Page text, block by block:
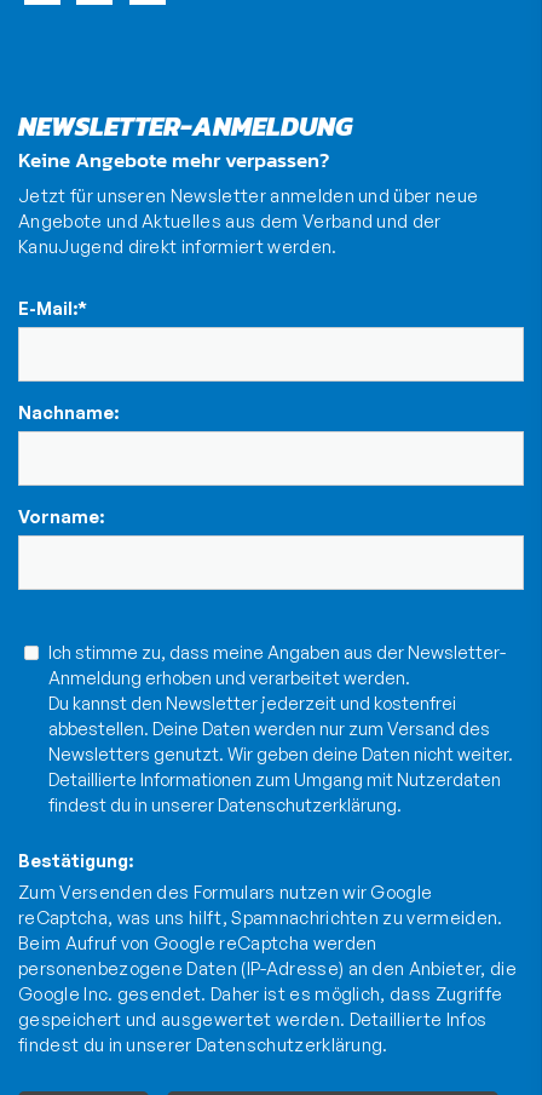
NEWSLETTER-ANMELDUNG
Keine Angebote mehr verpassen?
Jetzt für unseren Newsletter anmelden und über neue
Angebote und Aktuelles aus dem Verband und der
KanuJugend direkt informiert werden.
E-Mail:*
Nachname:
Vorname:
Ich stimme zu, dass meine Angaben aus der Newsletter-
Anmeldung erhoben und verarbeitet werden.
Du kannst den Newsletter jederzeit und kostenfrei
abbestellen. Deine Daten werden nur zum Versand des
Newsletters genutzt. Wir geben deine Daten nicht weiter.
Detaillierte Informationen zum Umgang mit Nutzerdaten
findest du in unsererDatenschutzerklärung.
Bestätigung:
Zum Versenden des Formulars nutzen wir Google
reCaptcha, was uns hilft, Spamnachrichten zu vermeiden.
Beim Aufruf von Google reCaptcha werden
personenbezogene Daten (IP-Adresse) an den Anbieter, die
Google Inc. gesendet. Daher ist es möglich, dass Zugriffe
gespeichert und ausgewertet werden. Detaillierte Infos
findest du in unsererDatenschutzerklärung.